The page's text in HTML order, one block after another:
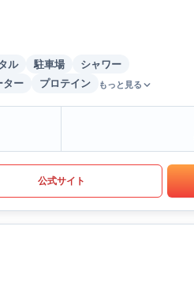
ル 駐車場
シャワー
ター プロテイン もっと見る
公式サイト